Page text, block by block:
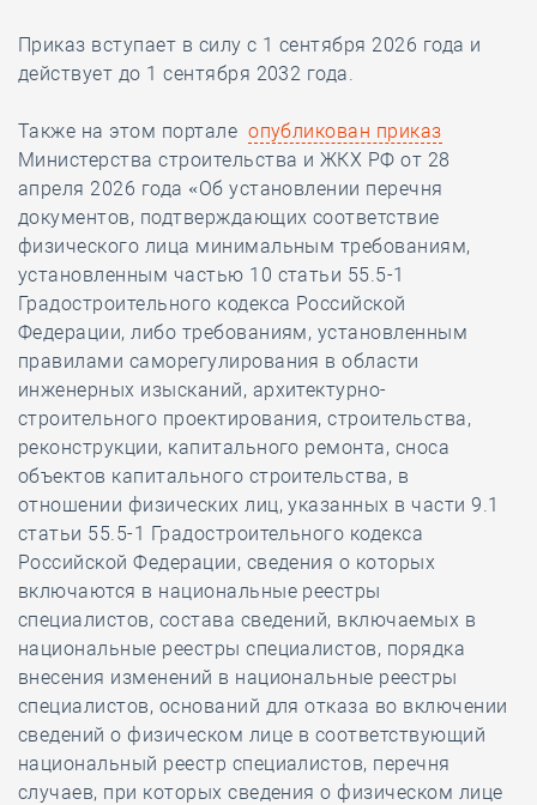
Приказ вступает в силу с 1 сентября 2026 года и
действует до 1 сентября 2032 года.
Также на этом порталеопубликован приказ
Министерства строительства и ЖКХ РФ от 28
апреля 2026 года «Об установлении перечня
документов, подтверждающих соответствие
физического лица минимальным требованиям,
установленным частью 10 статьи 55.5-1
Градостроительного кодекса Российской
Федерации, либо требованиям, установленным
правилами саморегулирования в области
инженерных изысканий, архитектурно-
строительного проектирования, строительства,
реконструкции, капитального ремонта, сноса
объектов капитального строительства, в
отношении физических лиц, указанных в части 9.1
статьи 55.5-1 Градостроительного кодекса
Российской Федерации, сведения о которых
включаются в национальные реестры
специалистов, состава сведений, включаемых в
национальные реестры специалистов, порядка
внесения изменений в национальные реестры
специалистов, оснований для отказа во включении
сведений о физическом лице в соответствующий
национальный реестр специалистов, перечня
случаев, при которых сведения о физическом лице